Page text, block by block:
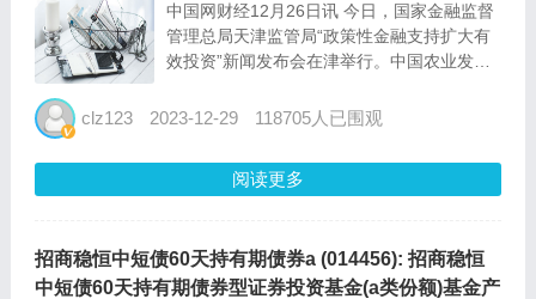
中国网财经12月26日讯 今日，国家金融监督
管理总局天津监管局“政策性金融支持扩大有
效投资”新闻发布会在津举行。中国农业发展
该行以全力服务“十项行动”统揽信贷支农全
各类贷款227....
clz123 2023-12-29 118705人已围观
阅读更多
招商稳恒中短债60天持有期债券a (014456): 招商稳恒
中短债60天持有期债券型证券投资基金(a类份额)基金产